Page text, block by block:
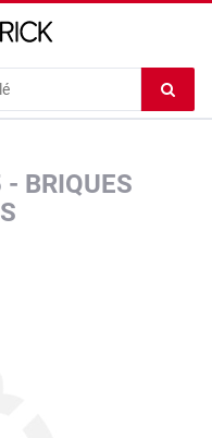
le
BRIQUES